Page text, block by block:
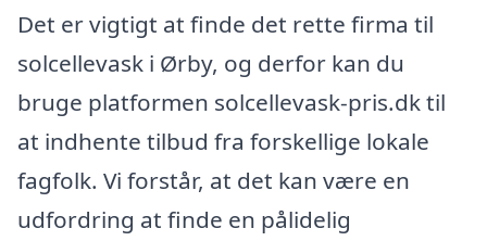
Det er vigtigt at finde det rette firma til
solcellevask i Ørby, og derfor kan du
bruge platformen solcellevask-pris.dk til
at indhente tilbud fra forskellige lokale
fagfolk. Vi forstår, at det kan være en
udfordring at finde en pålidelig